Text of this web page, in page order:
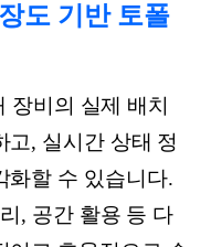
도 기반 토폴
장비의 실제 배치
고, 실시간 상태 정
화할 수 있습니다.
, 공간 활용 등 다